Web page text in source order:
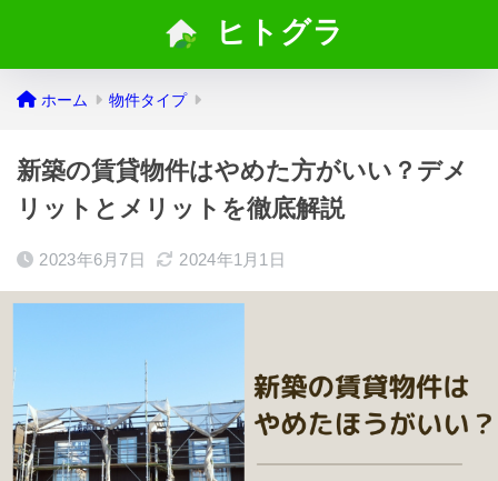
ヒトグラ
ホーム 物件タイプ
新築の賃貸物件はやめた方がいい？デメ
リットとメリットを徹底解説
2023年6月7日 2024年1月1日